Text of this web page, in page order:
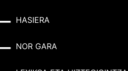
HASIERA
NOR GARA